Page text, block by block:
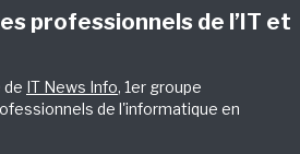
professionnels de l’IT et
de IT News Info, 1er groupe
de l'informatique en